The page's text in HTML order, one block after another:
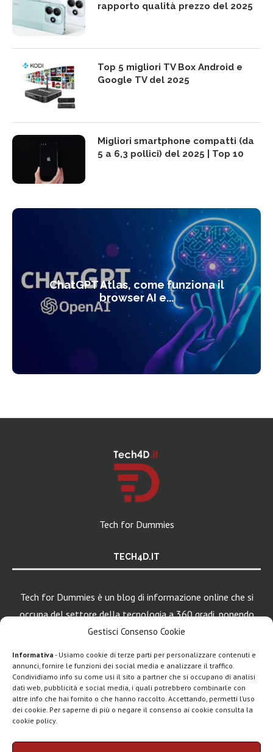
Gestisci Consenso Cookie
Informativa - Usiamo cookie di terze parti per personalizzare contenuti e
annunci, fornire le funzioni dei social media e analizzare il traffico.
Condividiamo info su come usi il sito a partner che si occupano di analisi
dati web, pubblicità e social media, i quali potrebbero combinarle con
altre info che hai fornito o che hanno raccolto. Accettando, permetti l’uso
dei cookie. Per saperne di più o negare il consenso ai cookie consulta la
cookie policy.
rapporto qualità prezzo del 2025
Top 5 migliori TV Box Android e
Google TV del 2025
Migliori smartphone compatti (da
5 a 6,3 pollici) del 2025 | Top 10
ChatGPT Atlas, come funziona il
browser AI e...
Tech for Dummies
TECH4D.IT
Tech for Dummies è un blog di informazione online che si
occupa del settore della tecnologia a 360 gradi, ponendo
una particolare attenzione al mondo Android, Apple e
Chi siamo Contatti Disclaimer Privacy policy
LEGGI ANCHE
Motorola rinnova